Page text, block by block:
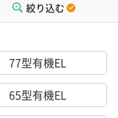
絞り込む
77型有機EL
65型有機EL